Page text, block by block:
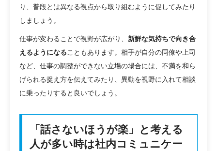
り、普段とは異なる視点から取り組むように促してみたり
しましょう。
仕事が変わることで視野が広がり、 新鮮な気持ちで向き合
えるようになることもあります。相手が自分の同僚や上司
など、仕事の調整ができない立場の場合には、不満を和ら
げられる捉え方を伝えてみたり、異動を視野に入れて相談
に乗ったりすると良いでしょう。
「話さないほうが楽」と考える
人が多い時は社内コミュニケー